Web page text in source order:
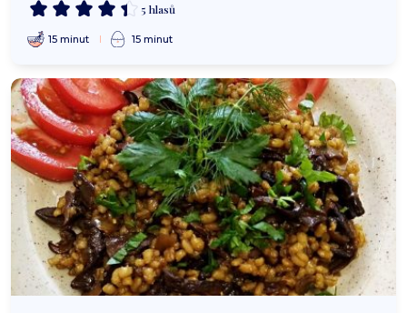
5 hlasů
15 minut 15 minut